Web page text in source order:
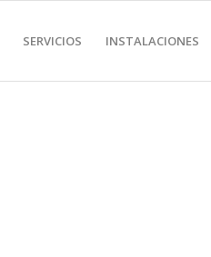
SERVICIOS INSTALACIONES